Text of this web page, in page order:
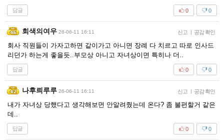
답글 0
0
회색의여우 26-06-11 16:11 신고 | 공감 확인
회사 직원들이 가자고하면 같이가고 아니면 장례 다 치르고 따로 인사드
리던가 하는게 좋을듯..부모상 아니고 자녀상이면 특히나 더..
답글 0
0
나후릐루루 26-06-11 16:11 신고 | 공감 확인
내가 자녀상 당했다고 생각해보면 안알려줬는데 온다? 좀 불편할거 같은
데..
답글 0
0